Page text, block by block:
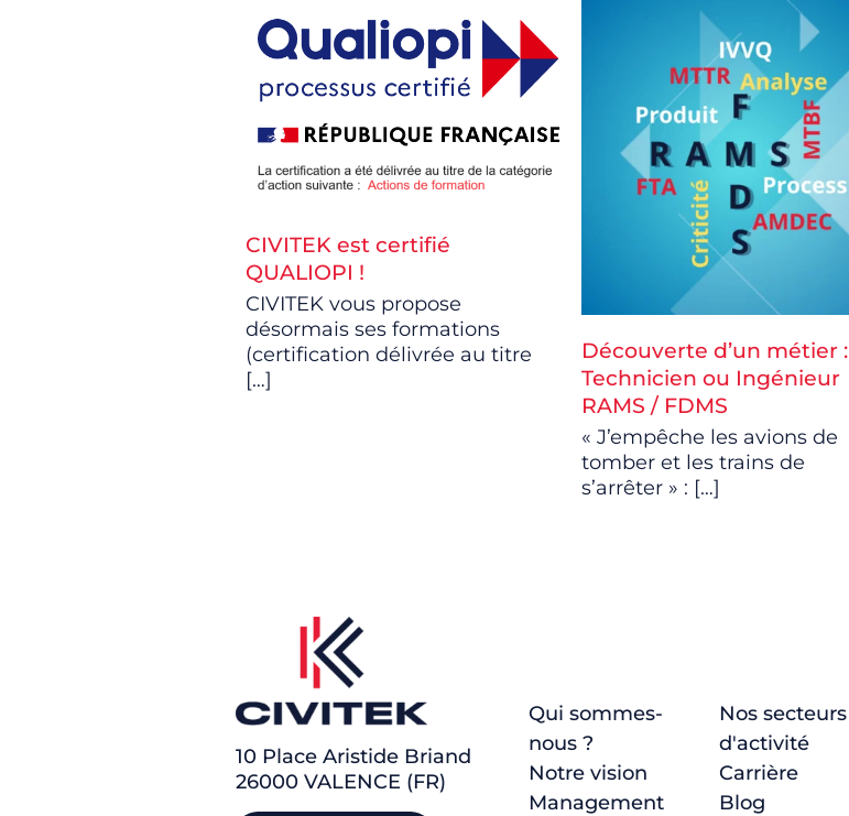
CIVITEK est certifié
QUALIOPI !
CIVITEK vous propose
désormais ses formations
(certification délivrée au titre
[…]
Découverte d’un métier :
Technicien ou Ingénieur
RAMS / FDMS
« J’empêche les avions de
tomber et les trains de
s’arrêter » : […]
10 Place Aristide Briand
26000 VALENCE (FR)
Qui sommes-
nous ?
Notre vision
Management
Nos secteurs
d'activité
Carrière
Blog